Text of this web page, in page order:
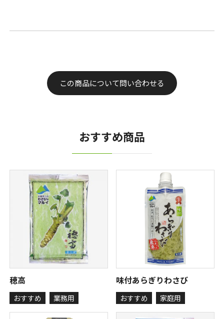
この商品について問い合わせる
おすすめ商品
穂高
おすすめ 業務用
味付あらぎりわさび
おすすめ 家庭用